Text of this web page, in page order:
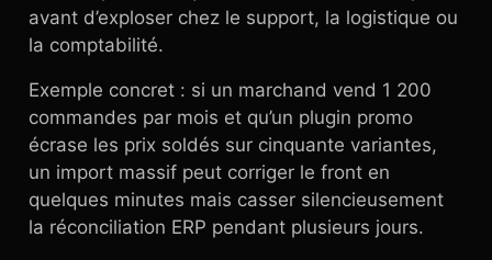
avant d’exploser chez le support, la logistique ou
la comptabilité.
Exemple concret : si un marchand vend 1 200
commandes par mois et qu’un plugin promo
écrase les prix soldés sur cinquante variantes,
un import massif peut corriger le front en
quelques minutes mais casser silencieusement
la réconciliation ERP pendant plusieurs jours.